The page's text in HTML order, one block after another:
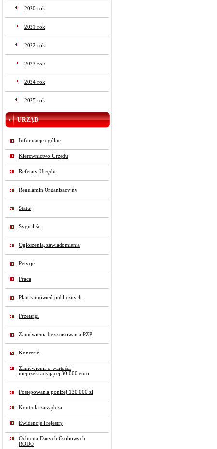
2020 rok
2021 rok
2022 rok
2023 rok
2024 rok
2025 rok
URZĄD
Informacje ogólne
Kierownictwo Urzędu
Referaty Urzędu
Regulamin Organizacyjny
Statut
Sygnaliści
Ogłoszenia, zawiadomienia
Petycje
Praca
Plan zamówień publicznych
Przetargi
Zamówienia bez stosowania PZP
Koncesje
Zamówienia o wartości
nieprzekraczającej 30.000 euro
Postępowania poniżej 130 000 zł
Kontrola zarządcza
Ewidencje i rejestry
Ochrona Danych Osobowych
RODO